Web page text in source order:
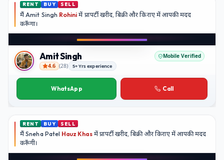
RENT BUY SELL
मैंAmit Singh Rohini में प्रापर्टी खरीद, बिक्री और किराए में आपकी मदद
करूँगा।
Amit Singh
Amit Singh Mobile Verified
4.6 (28) 5+ Yrs experience
WhatsApp Call
RENT BUY SELL
मैंSneha Patel Hauz Khasमें प्रापर्टी खरीद, बिक्री और किराए में आपकी मदद
करूँगी।